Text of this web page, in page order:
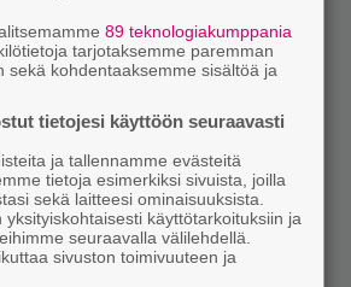
89 teknologiakumppania
tarjotaksemme paremman
sekä kohdentaaksemme sisältöä ja
tietojesi käyttöön seuraavasti
ja tallennamme evästeitä
tietoja esimerkiksi sivuista, joilla
sekä laitteesi ominaisuuksista.
yksityiskohtaisesti käyttötarkoituksiin ja
seuraavalla välilehdellä.
sivuston toimivuuteen ja